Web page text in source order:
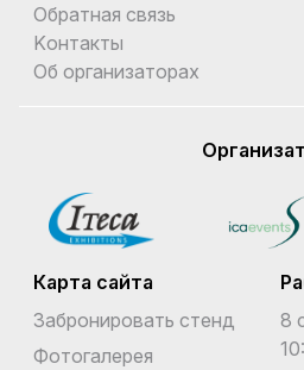
Обратная связь
Kонтакты
Об организаторах
Карта сайта
Забронировать стенд
Фотогалерея
8